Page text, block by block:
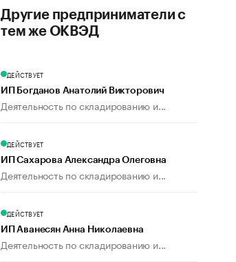
Другие предприниматели с
тем же ОКВЭД
ДЕЙСТВУЕТ
ИП Богданов Анатолий Викторович
Деятельность по складированию и...
ДЕЙСТВУЕТ
ИП Сахарова Александра Олеговна
Деятельность по складированию и...
ДЕЙСТВУЕТ
ИП Аванесян Анна Николаевна
Деятельность по складированию и...